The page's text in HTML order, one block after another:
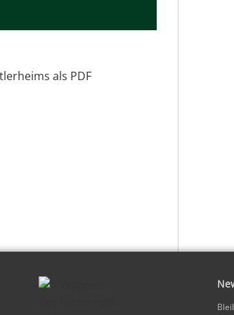
als PDF